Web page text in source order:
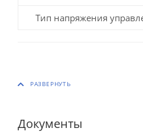
Тип напряжения
Документы